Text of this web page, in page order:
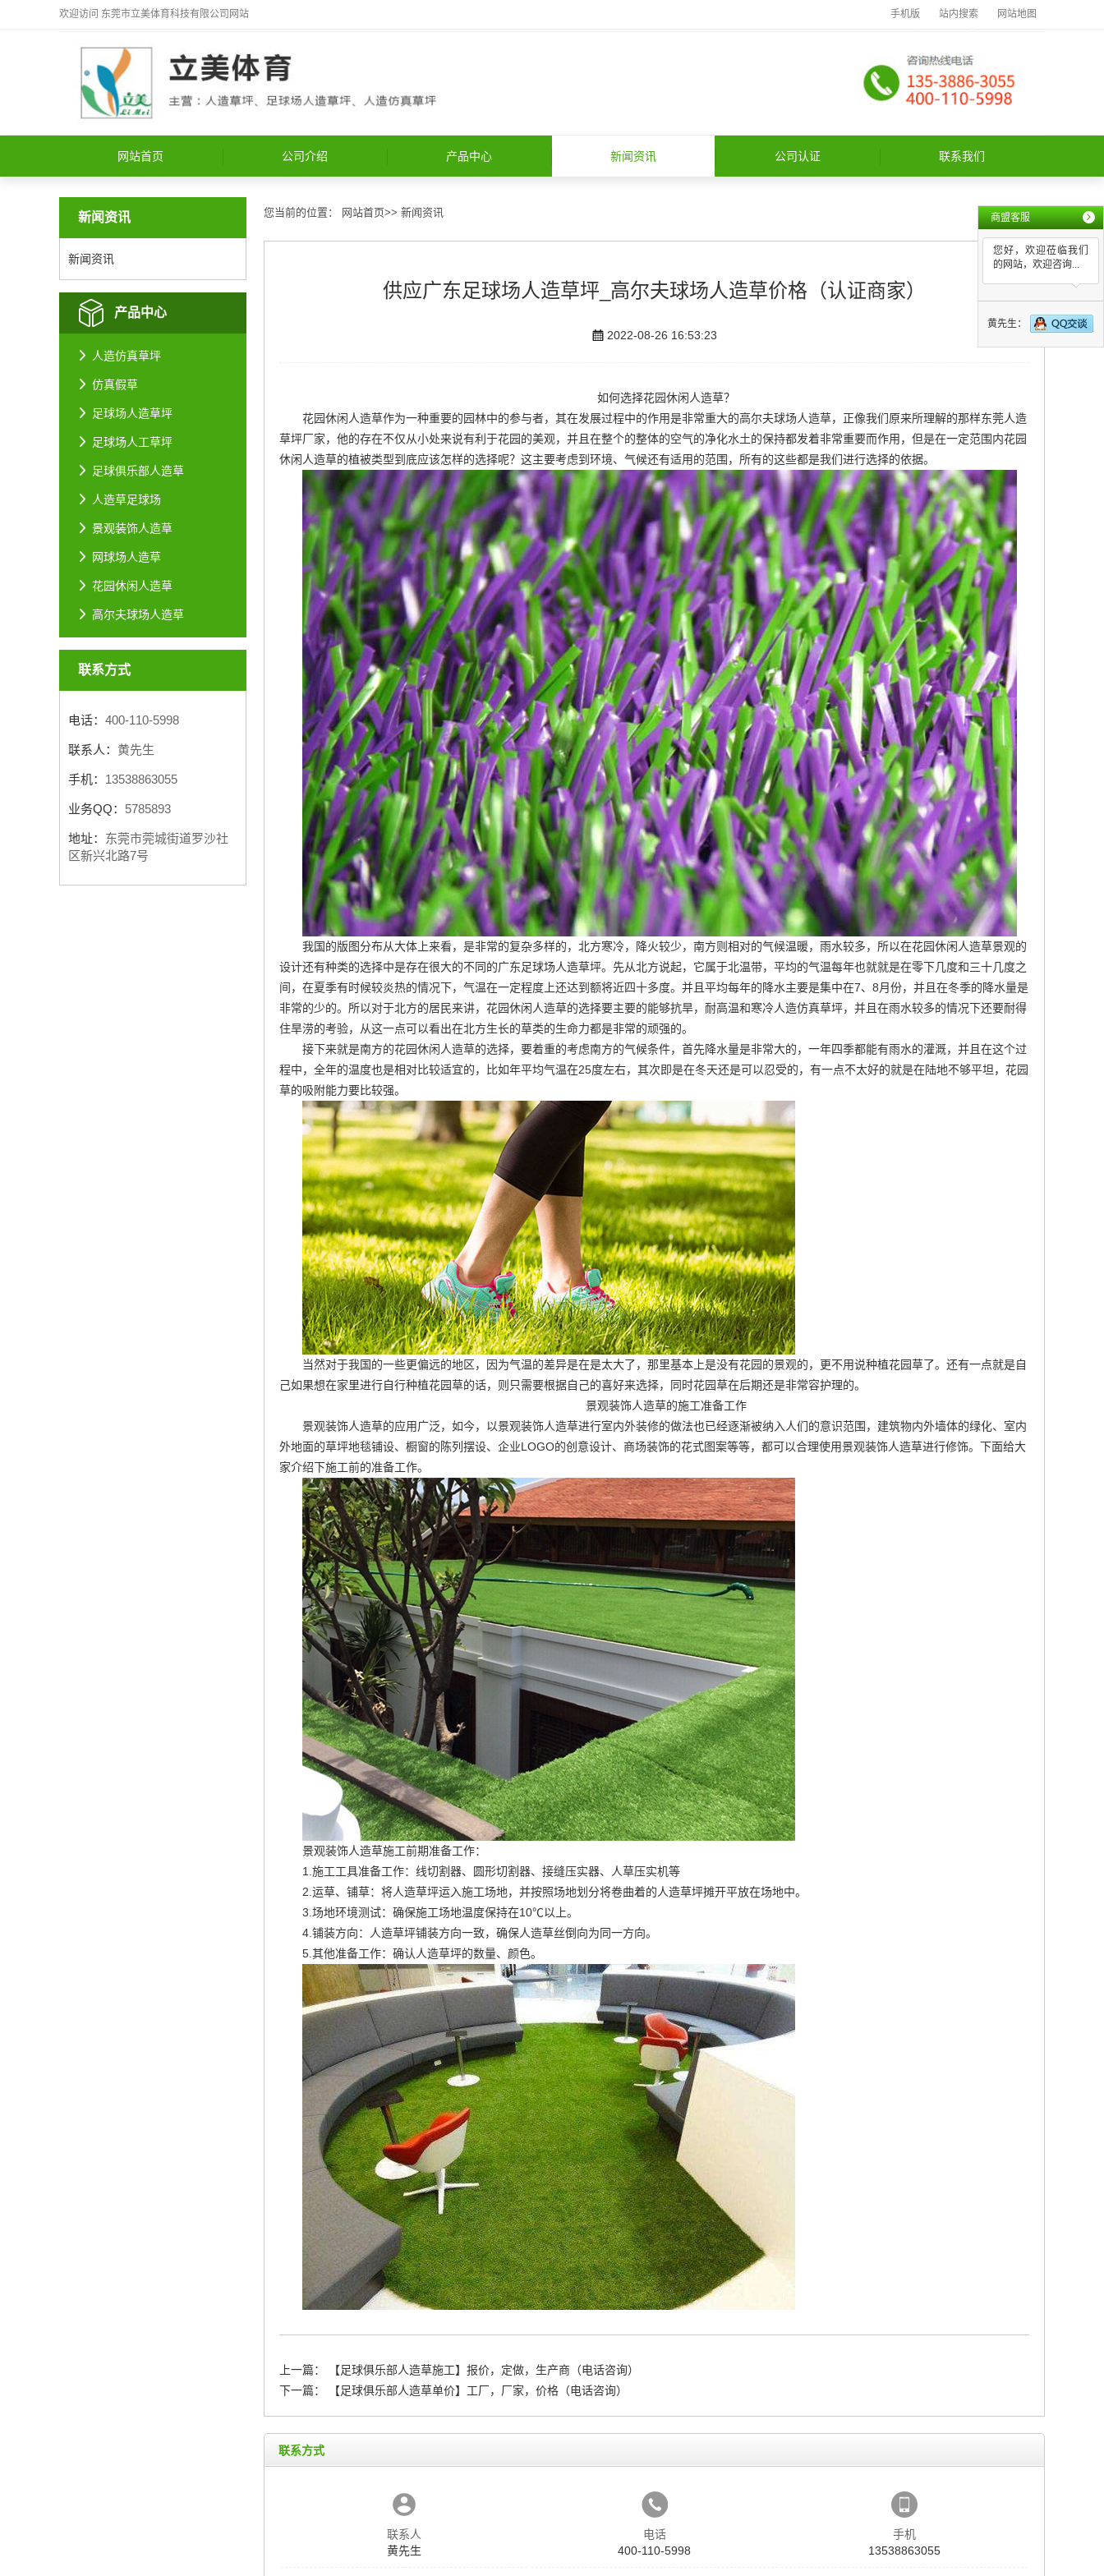
欢迎访问 东莞市立美体育科技有限公司 网站 手机版 站内搜索 网站地图
网站首页 公司介绍 产品中心 新闻资讯 公司认证 联系我们
新闻资讯
新闻资讯
产品中心
人造仿真草坪
仿真假草
足球场人造草坪
足球场人工草坪
足球俱乐部人造草
人造草足球场
景观装饰人造草
网球场人造草
花园休闲人造草
高尔夫球场人造草
联系方式
电话： 400-110-5998
联系人： 黄先生
手机： 13538863055
业务QQ： 5785893
地址： 东莞市莞城街道罗沙社
区新兴北路7号
您当前的位置： 网站首页>> 新闻资讯
供应广东足球场人造草坪_高尔夫球场人造草价格（认证商家）
2022-08-26 16:53:23
如何选择花园休闲人造草？
花园休闲人造草作为一种重要的园林中的参与者，其在发展过程中的作用是非常重大的高尔夫球场人造草，正像我们原来所理解的那样东莞人造
草坪厂家，他的存在不仅从小处来说有利于花园的美观，并且在整个的整体的空气的净化水土的保持都发着非常重要而作用，但是在一定范围内花园
休闲人造草的植被类型到底应该怎样的选择呢？这主要考虑到环境、气候还有适用的范围，所有的这些都是我们进行选择的依据。
我国的版图分布从大体上来看，是非常的复杂多样的，北方寒冷，降火较少，南方则相对的气候温暖，雨水较多，所以在花园休闲人造草景观的
设计还有种类的选择中是存在很大的不同的广东足球场人造草坪。先从北方说起，它属于北温带，平均的气温每年也就就是在零下几度和三十几度之
间，在夏季有时候较炎热的情况下，气温在一定程度上还达到额将近四十多度。并且平均每年的降水主要是集中在7、8月份，并且在冬季的降水量是
非常的少的。所以对于北方的居民来讲，花园休闲人造草的选择要主要的能够抗旱，耐高温和寒冷人造仿真草坪，并且在雨水较多的情况下还要耐得
住旱涝的考验，从这一点可以看出在北方生长的草类的生命力都是非常的顽强的。
接下来就是南方的花园休闲人造草的选择，要着重的考虑南方的气候条件，首先降水量是非常大的，一年四季都能有雨水的灌溉，并且在这个过
程中，全年的温度也是相对比较适宜的，比如年平均气温在25度左右，其次即是在冬天还是可以忍受的，有一点不太好的就是在陆地不够平坦，花园
草的吸附能力要比较强。
当然对于我国的一些更偏远的地区，因为气温的差异是在是太大了，那里基本上是没有花园的景观的，更不用说种植花园草了。还有一点就是自
己如果想在家里进行自行种植花园草的话，则只需要根据自己的喜好来选择，同时花园草在后期还是非常容护理的。
景观装饰人造草的施工准备工作
景观装饰人造草的应用广泛，如今，以景观装饰人造草进行室内外装修的做法也已经逐渐被纳入人们的意识范围，建筑物内外墙体的绿化、室内
外地面的草坪地毯铺设、橱窗的陈列摆设、企业LOGO的创意设计、商场装饰的花式图案等等，都可以合理使用景观装饰人造草进行修饰。下面给大
家介绍下施工前的准备工作。
景观装饰人造草施工前期准备工作：
1.施工工具准备工作：线切割器、圆形切割器、接缝压实器、人草压实机等
2.运草、铺草：将人造草坪运入施工场地，并按照场地划分将卷曲着的人造草坪摊开平放在场地中。
3.场地环境测试：确保施工场地温度保持在10℃以上。
4.铺装方向：人造草坪铺装方向一致，确保人造草丝倒向为同一方向。
5.其他准备工作：确认人造草坪的数量、颜色。
上一篇：
【足球俱乐部人造草施工】报价，定做，生产商（电话咨询）
下一篇：
【足球俱乐部人造草单价】工厂，厂家，价格（电话咨询）
联系方式
联系人
黄先生
电话
400-110-5998
手机
13538863055
商盟客服
您好，欢迎莅临我们
的网站，欢迎咨询...
黄先生：